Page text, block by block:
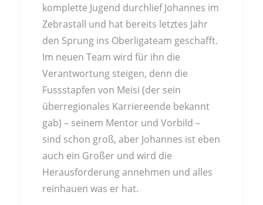
komplette Jugend durchlief Johannes im
Zebrastall und hat bereits letztes Jahr
den Sprung ins Oberligateam geschafft.
Im neuen Team wird für ihn die
Verantwortung steigen, denn die
Fussstapfen von Meisi (der sein
überregionales Karriereende bekannt
gab) – seinem Mentor und Vorbild –
sind schon groß, aber Johannes ist eben
auch ein Großer und wird die
Herausforderung annehmen und alles
reinhauen was er hat.